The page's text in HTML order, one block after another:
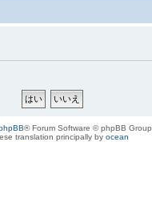
® Forum Software © phpBB Group
translation principally by ocean